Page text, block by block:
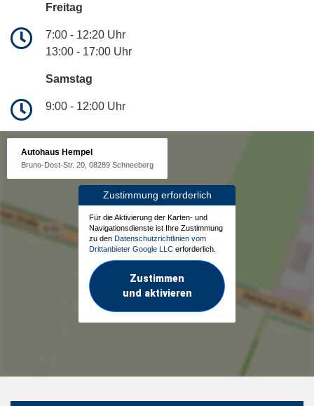
Freitag
7:00 - 12:20 Uhr
13:00 - 17:00 Uhr
Samstag
9:00 - 12:00 Uhr
Autohaus Hempel
Bruno-Dost-Str. 20, 08289 Schneeberg
Zustimmung erforderlich
Für die Aktivierung der Karten- und
Navigationsdienste ist Ihre Zustimmung
zu den Datenschutzrichtlinien vom
Drittanbieter Google LLC erforderlich.
Zustimmen
und aktivieren